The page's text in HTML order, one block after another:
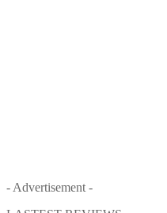
- Advertisement -